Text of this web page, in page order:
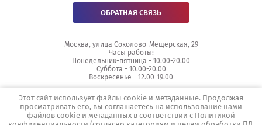
ОБРАТНАЯ СВЯЗЬ
Москва, улица Соколово-Мещерская, 29
Часы работы:
Понедельник-пятница - 10.00-20.00
Суббота - 10.00-20.00
Воскресенье - 12.00-19.00
Copyright © 2017 - 2026
Этот сайт использует файлы cookie и метаданные. Продолжая
просматривать его, вы соглашаетесь на использование нами
файлов cookie и метаданных в соответствии с Политикой